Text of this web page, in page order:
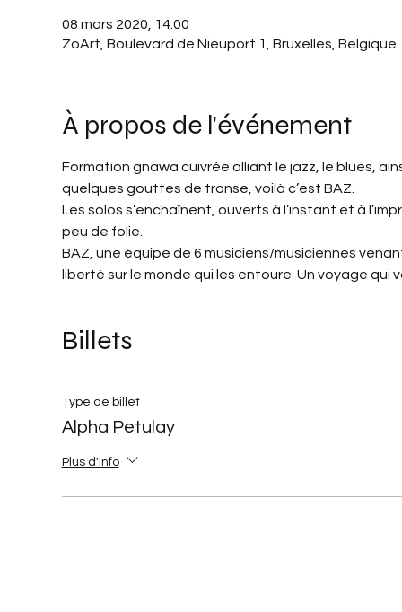
08 mars 2020, 14:00
ZoArt, Boulevard de Nieuport 1, Bruxelles, Belgique
À propos de l'événement
Formation gnawa cuivrée alliant le jazz, le blues,
quelques gouttes de transe, voilà c’est BAZ.
Les solos s’enchaînent, ouverts à l’instant et à
peu de folie.
BAZ, une équipe de 6 musiciens/musiciennes
liberté sur le monde qui les entoure. Un voyage qui
Billets
Type de billet
Alpha Petulay
Plus d'info